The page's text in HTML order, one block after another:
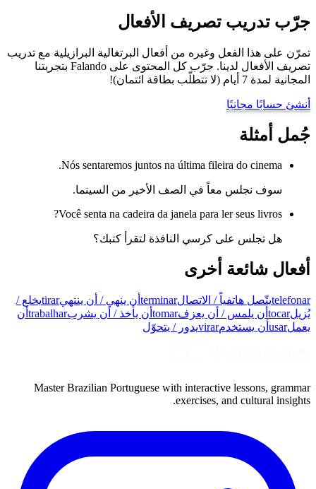
جرّب تدريب تصريف الأفعال
تمرّن على هذا الفعل وغيره من أفعال البرتغالية البرازيلية مع تدريب
تصريف الأفعال لدينا. جرّب كل المحتوى على Falando بتجربتنا
المجانية لمدة 7 أيام (لا تتطلّب بطاقة ائتمان)!
أنشئ حسابًا مجانيًا
جُمل أمثلة
Nós sentaremos juntos na última fileira do cinema.
سوف نجلس معاً في الصف الأخير من السينما.
Você senta na cadeira da janela para ler seus livros?
هل تجلس على كرسي النافذة لتقرأ كتبك؟
أفعال شائعة أخرى
telefonarيتّصل هاتفياً / الاتصالterminar أن ينهي / أن ينتهيtirarيخلع /
يُزيلtocar أن يلمس / أن يعزفtomar أن يأخذ / أن يشربtrabalhar أن
يعملusar أن يستخدمvirarيدور / يتحوّل
Master Brazilian Portuguese with interactive lessons, grammar
exercises, and cultural insights.